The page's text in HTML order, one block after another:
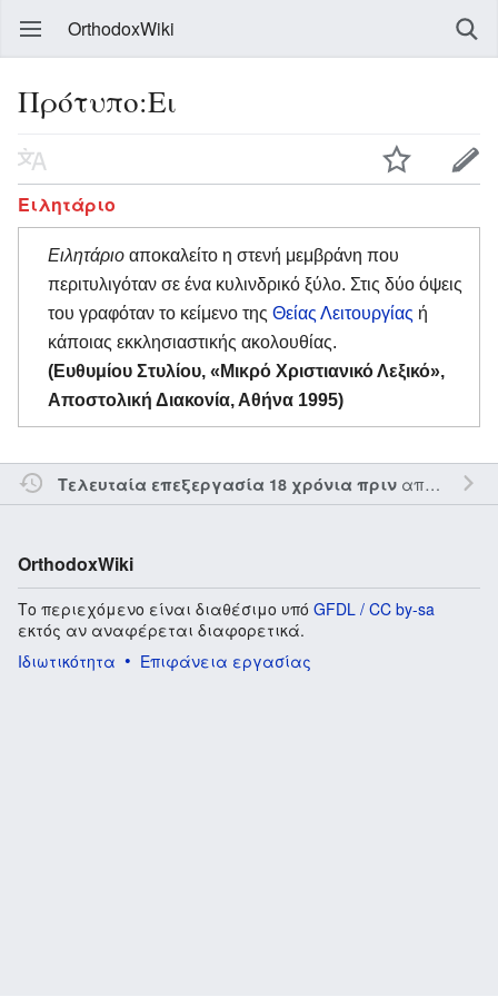
OrthodoxWiki
Πρότυπο:Ει
Ειλητάριο
Ειλητάριο αποκαλείτο η στενή μεμβράνη που
περιτυλιγόταν σε ένα κυλινδρικό ξύλο. Στις δύο όψεις
του γραφόταν το κείμενο της Θείας Λειτουργίας ή
κάποιας εκκλησιαστικής ακολουθίας.
(Ευθυμίου Στυλίου, «Μικρό Χριστιανικό Λεξικό»,
Αποστολική Διακονία, Αθήνα 1995)
Τελευταία επεξεργασία 18 χρόνια πριναπό τον την
OrthodoxWiki
Το περιεχόμενο είναι διαθέσιμο υπό GFDL / CC by-sa
εκτός αν αναφέρεται διαφορετικά.
Ιδιωτικότητα
Επιφάνεια εργασίας